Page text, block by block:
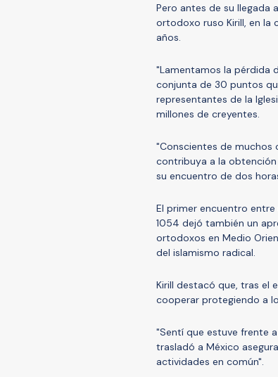
Pero antes de su llegada
ortodoxo ruso Kirill, en la
años.
"Lamentamos la pérdida
conjunta de 30 puntos
representantes de la
millones de creyentes.
"Conscientes de muchos
contribuya a la obtención
su encuentro de dos
El primer encuentro
1054 dejó también un
ortodoxos en Medio
del islamismo radical.
Kirill destacó que, tras el
cooperar protegiendo a
"Sentí que estuve frente
trasladó a México
actividades en común".